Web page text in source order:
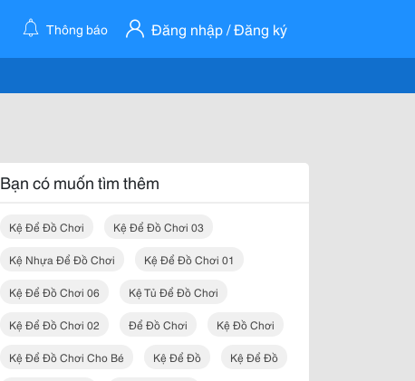
Thông báo Đăng nhập / Đăng ký
Bạn có muốn tìm thêm
Kệ Để Đồ Chơi Kệ Để Đồ Chơi 03
Kệ Nhựa Để Đồ Chơi Kệ Để Đồ Chơi 01
Kệ Để Đồ Chơi 06 Kệ Tủ Để Đồ Chơi
Kệ Để Đồ Chơi 02 Để Đồ Chơi Kệ Đồ Chơi
Kệ Để Đồ Chơi Cho Bé Kệ Để Đồ Kệ Để Đồ